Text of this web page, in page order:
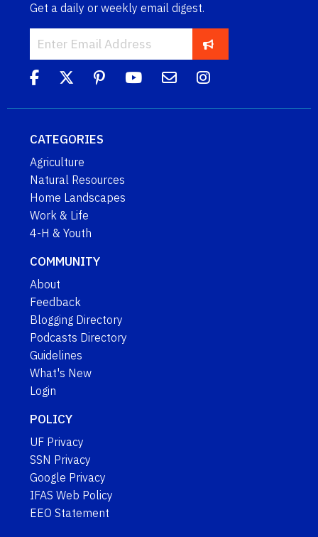
Get a daily or weekly email digest.
CATEGORIES
Agriculture
Natural Resources
Home Landscapes
Work & Life
4-H & Youth
COMMUNITY
About
Feedback
Blogging Directory
Podcasts Directory
Guidelines
What's New
Login
POLICY
UF Privacy
SSN Privacy
Google Privacy
IFAS Web Policy
EEO Statement